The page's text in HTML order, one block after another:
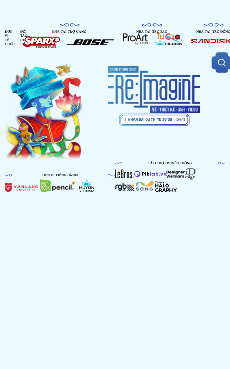
ĐƠN
VỊ
TỔ
CHỨC
ĐỐI
TÁC
CHIẾN
LƯỢC
NHÀ TÀI TRỢ VÀNG NHÀ TÀI TRỢ BẠC NHÀ TÀI TRỢ ĐỒNG
ĐƠN VỊ ĐỒNG HÀNH
BẢO TRỢ TRUYỀN THÔNG